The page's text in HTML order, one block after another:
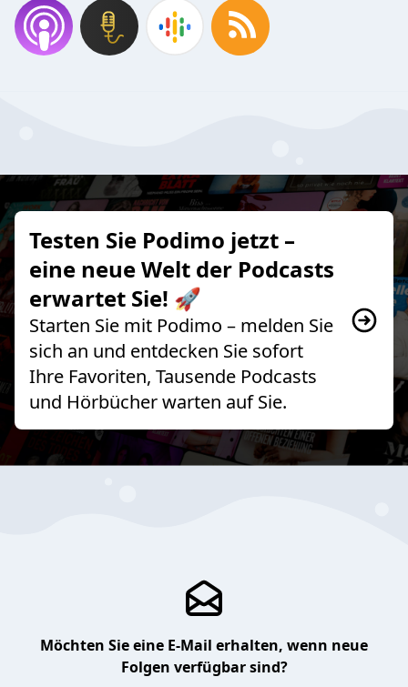
Testen Sie Podimo jetzt –
eine neue Welt der Podcasts
erwartet Sie! 🚀
Starten Sie mit Podimo – melden Sie
sich an und entdecken Sie sofort
Ihre Favoriten, Tausende Podcasts
und Hörbücher warten auf Sie.
Möchten Sie eine E-Mail erhalten, wenn neue
Folgen verfügbar sind?